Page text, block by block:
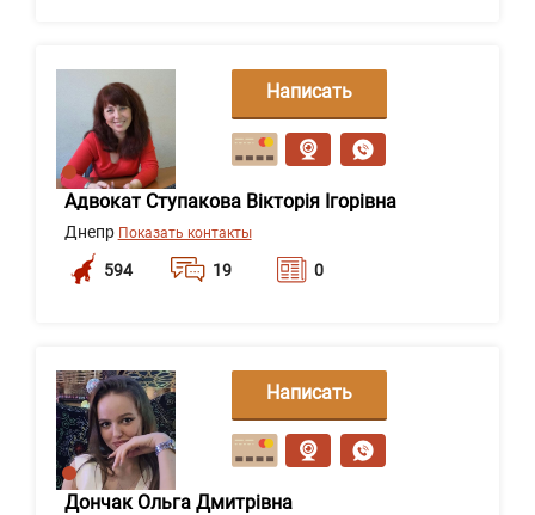
Адвокат Ступакова Вікторія Ігорівна
Днепр Показать контакты
594 19 0
Написать
сообщение
Дончак Ольга Дмитрівна
Написать
сообщение